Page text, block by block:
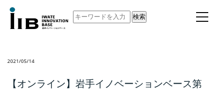
検索
2021/05/14
【オンライン】岩手イノベーションベース第